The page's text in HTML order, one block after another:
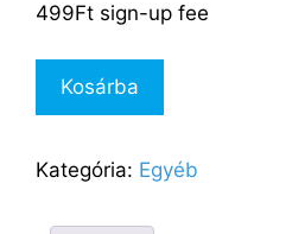
499Ft sign-up fee
Tanulói
tagság
nap
után)
Kosárba
Kategória: Egyéb